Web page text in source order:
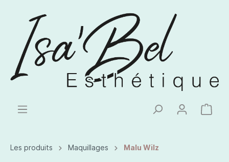
Les produits Maquillages Malu Wilz